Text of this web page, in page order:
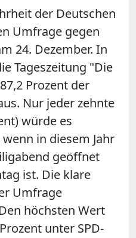
der Deutschen
Umfrage gegen
24. Dezember. In
Tageszeitung "Die
Prozent der
Nur jeder zehnte
würde es
in diesem Jahr
geöffnet
ist. Die klare
Umfrage
höchsten Wert
unter SPD-